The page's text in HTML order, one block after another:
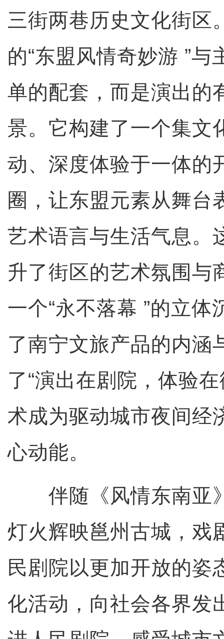
三街两巷历史文化街区
的“东盟风情奇妙游 ”
单的配套，而是演出的
景。它构建了一个集文
动、深度体验于一体的
圈，让东盟元素从舞台
艺术语言与生活气息。
升了街区的艺术氛围与
一个“永不落幕 ”的立体
了南宁文旅产品的内涵
了“演出在剧院，体验
术成为驱动城市夜间经
心动能。
伴随《风情东南亚
灯火辉映邕州古城，戏
民剧院以更加开放的姿
化活动，向社会各界